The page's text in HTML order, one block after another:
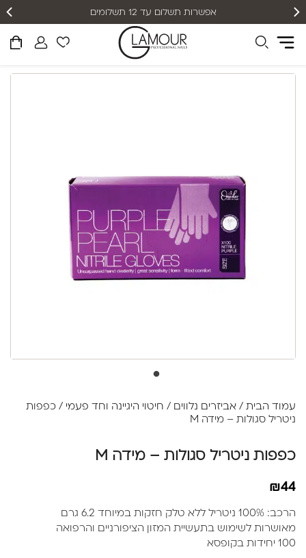
אפשרות תשלום עד 12 תשלומים
עמוד הבית / אביזרים נלווים / חיטוי היגיינה וחד פעמי / כפפות
ניטריל סגולות – מידה M
כפפות ניטריל סגולות – מידה M
₪44
הרכב: 100% ניטריל ללא טלק חזקות במיוחד 6.2 גרם
מאושרות לשימוש בתעשיית המזון הציפורניים והרפואה
100 יחידות בקופסא